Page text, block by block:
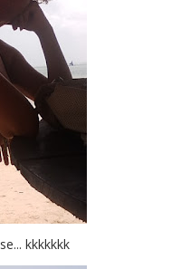
kkkkkkk